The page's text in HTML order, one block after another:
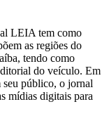
LEIA tem como
as regiões do
tendo como
do veículo. Em
seu público, o jornal
mídias digitais para